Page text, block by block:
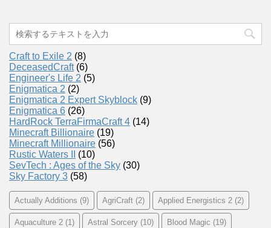
Craft to Exile 2 (8)
DeceasedCraft(6)
Engineer's Life 2 (5)
Enigmatica 2 (2)
Enigmatica 2 Expert Skyblock (9)
Enigmatica 6 (26)
HardRock TerraFirmaCraft 4 (14)
Minecraft Billionaire (19)
Minecraft Millionaire (56)
Rustic Waters II
(10)
SevTech : Ages of the Sky (30)
Sky Factory 3 (58)
Actually Additions (9) AgriCraft (2) Applied Energistics 2 (2)
Aquaculture 2 (1) Astral Sorcery (10) Blood Magic (19)